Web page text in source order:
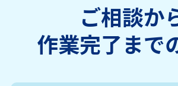
ご相談か
作業完了まで